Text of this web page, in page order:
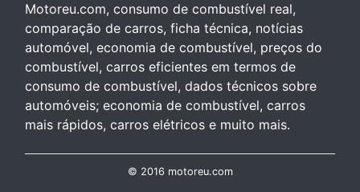
Motoreu.com, consumo de combustível real,
comparação de carros, ficha técnica, notícias
automóvel, economia de combustível, preços do
combustível, carros eficientes em termos de
consumo de combustível, dados técnicos sobre
automóveis; economia de combustível, carros
mais rápidos, carros elétricos e muito mais.
© 2016 motoreu.com